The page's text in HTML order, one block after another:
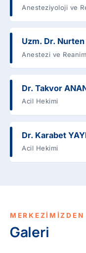
Anesteziyoloji ve
Uzm. Dr. Nurten
Anestezi ve
Dr. Takvor
Acil Hekimi
Dr. Karabet
Acil Hekimi
MERKEZİMİZDEN
Galeri